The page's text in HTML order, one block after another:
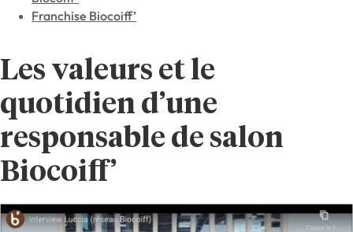
Franchise Biocoiff’
Les valeurs et le
quotidien d’une
responsable de salon
Biocoiff’